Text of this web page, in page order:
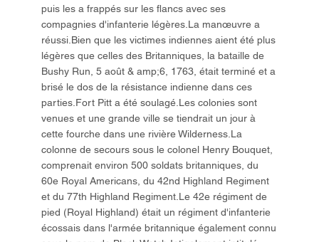
puis les a frappés sur les flancs avec ses
compagnies d'infanterie légères.La manœuvre a
réussi.Bien que les victimes indiennes aient été plus
légères que celles des Britanniques, la bataille de
Bushy Run, 5 août & amp;6, 1763, était terminé et a
brisé le dos de la résistance indienne dans ces
parties.Fort Pitt a été soulagé.Les colonies sont
venues et une grande ville se tiendrait un jour à
cette fourche dans une rivière Wilderness.La
colonne de secours sous le colonel Henry Bouquet,
comprenait environ 500 soldats britanniques, du
60e Royal Americans, du 42nd Highland Regiment
et du 77th Highland Regiment.Le 42e régiment de
pied (Royal Highland) était un régiment d'infanterie
écossais dans l'armée britannique également connu